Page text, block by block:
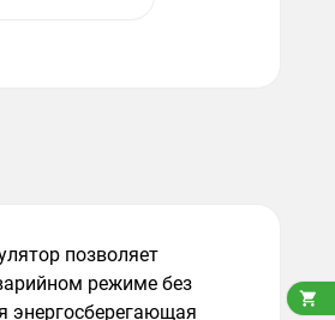
позволяет
режиме без
энергосберегающая
